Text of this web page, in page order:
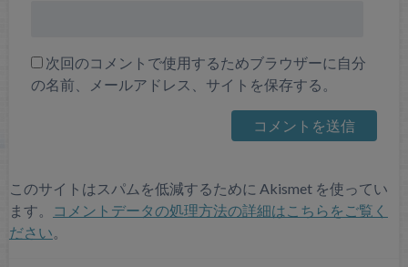
次回のコメントで使用するためブラウザーに自分
の名前、メールアドレス、サイトを保存する。
このサイトはスパムを低減するために Akismet を使ってい
ます。
コメントデータの処理方法の詳細はこちらをご覧く
ださい。